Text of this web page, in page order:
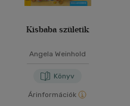
Kisbaba születik
Angela Weinhold
Könyv
Árinformációk